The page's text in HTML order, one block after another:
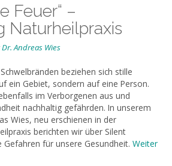
Feuer“ –
Naturheilpraxis
Dr. Andreas Wies
beziehen sich stille
ein Gebiet, sondern auf eine Person.
im Verborgenen aus und
nachhaltig gefährden. In unserem
Wies, neu erschienen in der
berichten wir über Silent
für unsere Gesundheit. Weiter